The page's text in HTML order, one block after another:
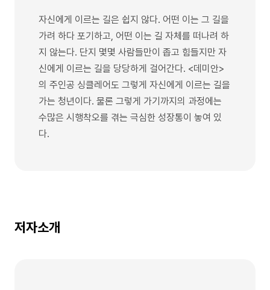
자신에게 이르는 길은 쉽지 않다. 어떤 이는 그 길을
가려 하다 포기하고, 어떤 이는 길 자체를 떠나려 하
지 않는다. 단지 몇몇 사람들만이 좁고 힘들지만 자
신에게 이르는 길을 당당하게 걸어간다. <데미안>
의 주인공 싱클레어도 그렇게 자신에게 이르는 길을
가는 청년이다. 물론 그렇게 가기까지의 과정에는
수많은 시행착오를 겪는 극심한 성장통이 놓여 있
다.
저자소개